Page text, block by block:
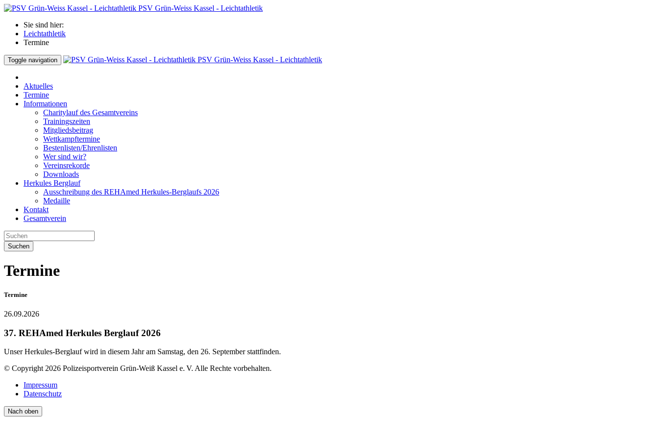
PSV Grün-Weiss Kassel - Leichtathletik
Sie sind hier:
Leichtathletik
Termine
Toggle navigation PSV Grün-Weiss Kassel - Leichtathletik
Aktuelles
Termine
Informationen
Charitylauf des Gesamtvereins
Trainingszeiten
Mitgliedsbeitrag
Wettkampftermine
Bestenlisten/Ehrenlisten
Wer sind wir?
Vereinsrekorde
Downloads
Herkules Berglauf
Ausschreibung des REHAmed Herkules-Berglaufs 2026
Medaille
Kontakt
Gesamtverein
Suchen
Termine
Termine
26.09.2026
37. REHAmed Herkules Berglauf 2026
Unser Herkules-Berglauf wird in diesem Jahr am Samstag, den 26. September stattfinden.
© Copyright 2026 Polizeisportverein Grün-Weiß Kassel e. V. Alle Rechte vorbehalten.
Impressum
Datenschutz
Nach oben